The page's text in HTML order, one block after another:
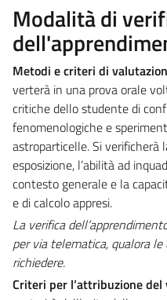
Modalità di
Metodi e criteri di
verterà in una prova orale
critiche dello studente di
fenomenologiche e
astroparticelle. Si verificherà
esposizione, l’abilità ad
contesto generale e la
e di calcolo appresi.
La verifica
per via telematica, qualora
richiedere.
Criteri per l’attribuzione del